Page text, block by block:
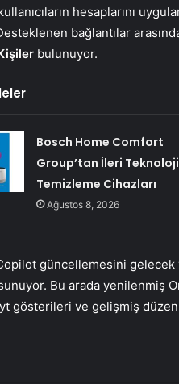
hesaplarını
bağlantılar
bulunuyor.
Bosch Home Comfort
Group’tan İleri
Temizleme Cihazları
Ağustos 8, 2026
güncellemesini gelecek
Bu arada yenilenmiş
gösterileri ve gelişmiş